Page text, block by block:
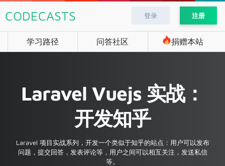
CODECASTS 登录 注册
学习路径 问答社区 捐赠本站
Laravel Vuejs 实战：
开发知乎
Laravel 项目实战系列，开发一个类似于知乎的站点：用户可以发布
问题，提交回答，发表评论等，用户之间可以相互关注，发送私信
等。